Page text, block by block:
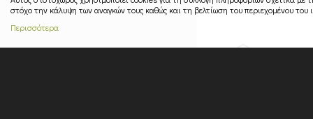
στόχο την κάλυψη των αναγκών τους καθώς και τη βελτίωση του περιεχομένου του
Περισσότερα